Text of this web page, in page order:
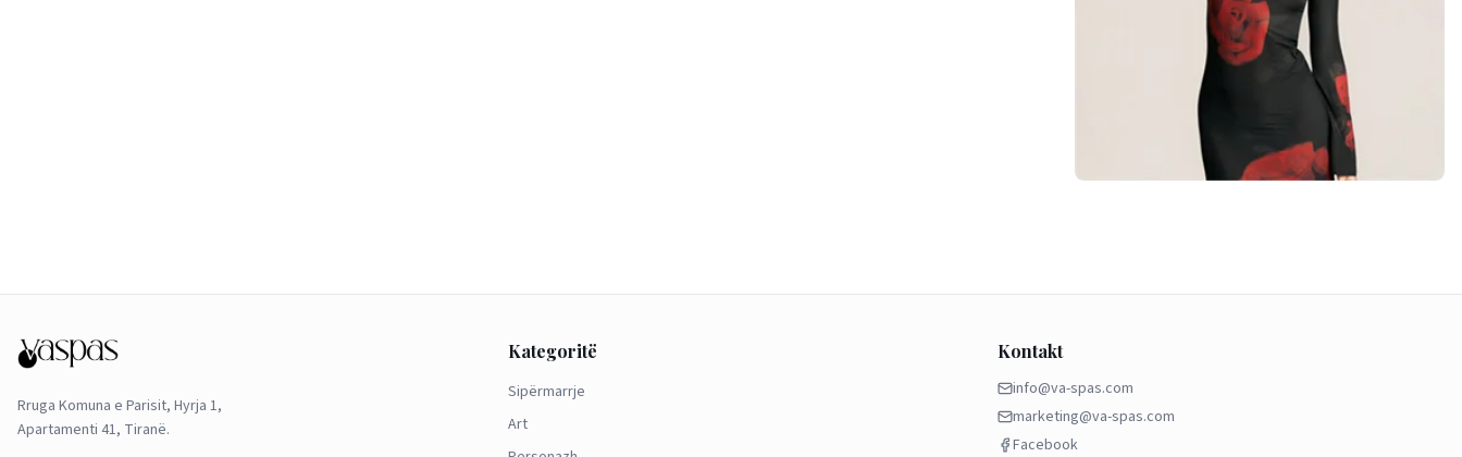
Rruga Komuna e Parisit, Hyrja 1,
Apartamenti 41, Tiranë.
Kategoritë
Sipërmarrje
Art
Kontakt
info@va-spas.com
marketing@va-spas.com
Facebook